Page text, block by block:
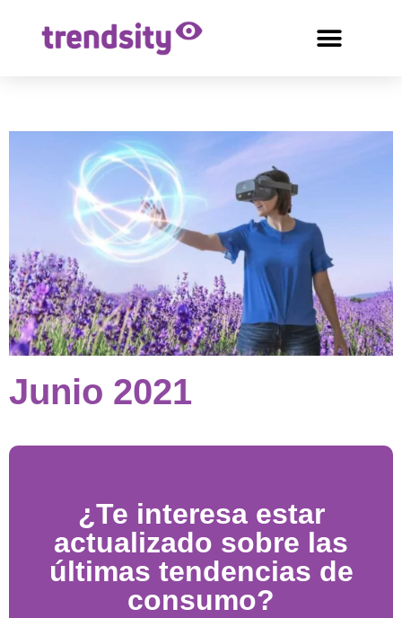
Junio 2021
¿Te interesa estar
actualizado sobre las
últimas tendencias de
consumo?